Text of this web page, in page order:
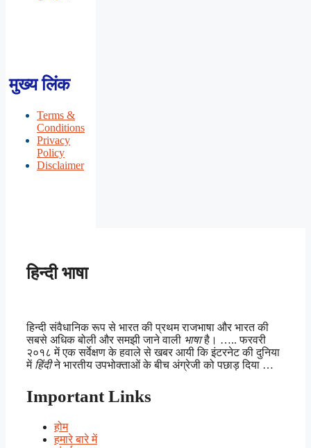
मुख्य लिंक
Terms &
Conditions
Privacy
Policy
Disclaimer
हिन्दी भाषा
हिन्दी संवैधानिक रूप से भारत की प्रथम राजभाषा और भारत की
सबसे अधिक बोली और समझी जाने वाली भाषाहै। ….. फरवरी
२०१८ में एक सर्वेक्षण के हवाले से खबर आयी कि इंटरनेट की दुनिया
में हिंदीने भारतीय उपभोक्ताओं के बीच अंग्रेजी को पछाड़ दिया …
Important Links
होम
हमारे बारे में